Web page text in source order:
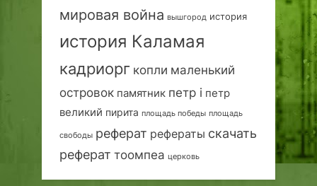
мировая война вышгород история
история Каламая
кадриорг копли маленький
островок памятник петр i петр
великий пирита площадь победы площадь
свободы реферат рефераты скачать
реферат тоомпеа церковь